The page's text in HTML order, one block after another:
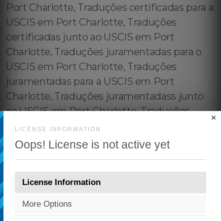
LICENSE INFORMATION
Oops! License is not active yet
×
License Information
More Options